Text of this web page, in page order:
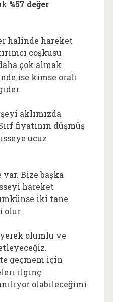
%57 değer
halinde hareket
coşkusu
çok almak
ise kimse oralı
aklımızda
fiyatının düşmüş
ucuz
Bize başka
hareket
iki tane
olur.
olumlu ve
geçmem için
ilginç
olabileceğimi